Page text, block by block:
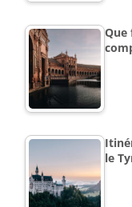
Que
le